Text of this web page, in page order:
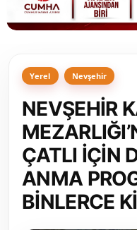
Bakanlıklar
Siyasi Partiler
Yerel Yönetimler
Mülki İdare
Toplum ve Yaşam
Yerel Nevşehir
NEVŞEHİR
ÇATLI İÇİN
ANMA
BİNLERCE